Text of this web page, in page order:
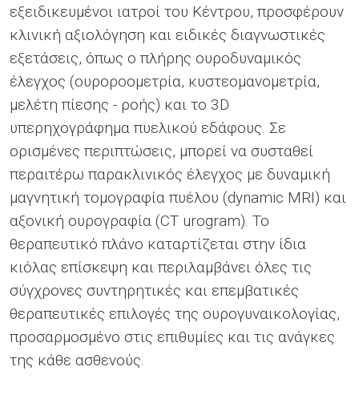
εξειδικευμένοι ιατροί του Κέντρου, προσφέρουν
κλινική αξιολόγηση και ειδικές διαγνωστικές
εξετάσεις, όπως ο πλήρης ουροδυναμικός
έλεγχος (ουροροομετρία, κυστεομανομετρία,
μελέτη πίεσης - ροής) και το 3D
υπερηχογράφημα πυελικού εδάφους. Σε
ορισμένες περιπτώσεις, μπορεί να συσταθεί
περαιτέρω παρακλινικός έλεγχος με δυναμική
μαγνητική τομογραφία πυέλου (dynamic MRI) και
αξονική ουρογραφία (CT urogram). Το
θεραπευτικό πλάνο καταρτίζεται στην ίδια
κιόλας επίσκεψη και περιλαμβάνει όλες τις
σύγχρονες συντηρητικές και επεμβατικές
θεραπευτικές επιλογές της ουρογυναικολογίας,
προσαρμοσμένο στις επιθυμίες και τις ανάγκες
της κάθε ασθενούς.